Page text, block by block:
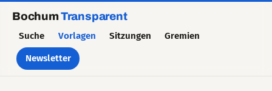
BochumTransparent
Suche Vorlagen Sitzungen Gremien
Newsletter